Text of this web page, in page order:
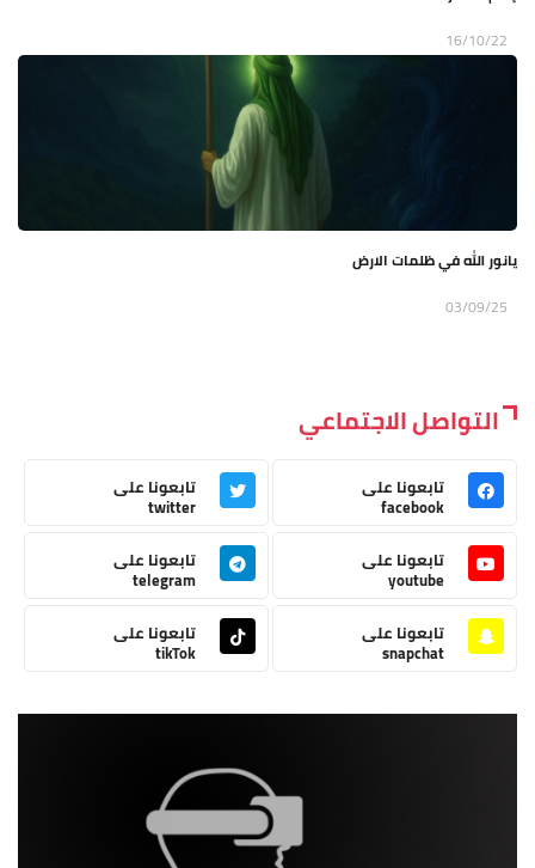
16/10/22
يانور الله في ظلمات الارض
03/09/25
التواصل الاجتماعي
تابعونا على
facebook
تابعونا على
twitter
تابعونا على
youtube
تابعونا على
telegram
تابعونا على
snapchat
تابعونا على
tikTok